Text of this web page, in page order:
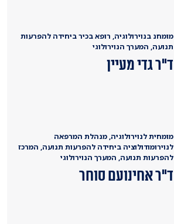
מומחנ בנוירולוגיה, רופא בכיר ביחידה להפרעות
תנועה, המערך הנוירולוגי
ד"ר גדי מעיין
מומחית לנוירולוגיה, מנהלת המרפאה
לנוירומודולוציה ביחידה להפרעות תנועה, המרכז
להפרעות תנועה, המערך הנוירולוגי
ד"ר אחינועם סוחר